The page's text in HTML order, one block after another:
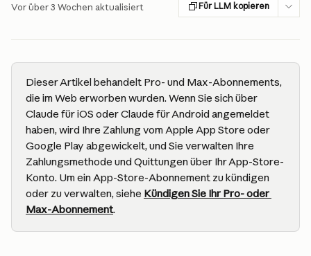
Vor über 3 Wochen aktualisiert Für LLM kopieren
Dieser Artikel behandelt Pro- und Max-Abonnements,
die im Web erworben wurden. Wenn Sie sich über
Claude für iOS oder Claude für Android angemeldet
haben, wird Ihre Zahlung vom Apple App Store oder
Google Play abgewickelt, und Sie verwalten Ihre
Zahlungsmethode und Quittungen über Ihr App-Store-
Konto. Um ein App-Store-Abonnement zu kündigen
oder zu verwalten, siehe Kündigen Sie Ihr Pro- oder
Max-Abonnement.